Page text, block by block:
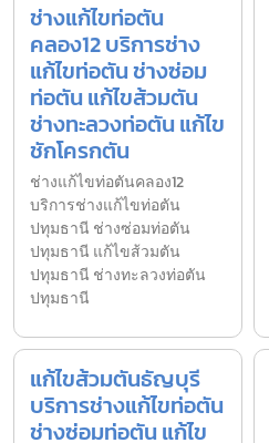
ช่างแก้ไขท่อตัน
คลอง12 บริการช่าง
แก้ไขท่อตัน ช่างซ่อม
ท่อตัน แก้ไขส้วมตัน
ช่างทะลวงท่อตัน แก้ไข
ชักโครกตัน
ช่างแก้ไขท่อตันคลอง12
บริการช่างแก้ไขท่อตัน
ปทุมธานี ช่างซ่อมท่อตัน
ปทุมธานี แก้ไขส้วมตัน
ปทุมธานี ช่างทะลวงท่อตัน
ปทุมธานี
แก้ไขส้วมตันธัญบุรี
บริการช่างแก้ไขท่อตัน
ช่างซ่อมท่อตัน แก้ไข